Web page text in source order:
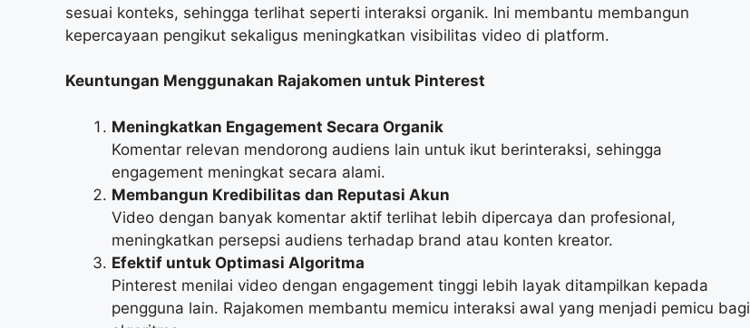
sesuai konteks, sehingga terlihat seperti interaksi organik. Ini membantu membangun
kepercayaan pengikut sekaligus meningkatkan visibilitas video di platform.
Keuntungan Menggunakan Rajakomen untuk Pinterest
Meningkatkan Engagement Secara Organik
Komentar relevan mendorong audiens lain untuk ikut berinteraksi, sehingga
engagement meningkat secara alami.
Membangun Kredibilitas dan Reputasi Akun
Video dengan banyak komentar aktif terlihat lebih dipercaya dan profesional,
meningkatkan persepsi audiens terhadap brand atau konten kreator.
Efektif untuk Optimasi Algoritma
Pinterest menilai video dengan engagement tinggi lebih layak ditampilkan kepada
pengguna lain. Rajakomen membantu memicu interaksi awal yang menjadi pemicu bagi